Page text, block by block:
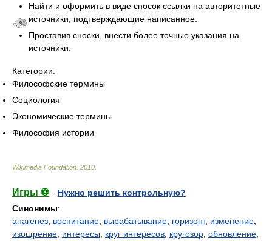
Найти и оформить в виде сносок ссылки на авторитетные
источники, подтверждающие написанное.
Проставив сноски, внести более точные указания на
источники.
Категории:
Философские термины
Социология
Экономические термины
Философия истории
Wikimedia Foundation 2010
Игры ⚽
Нужно решить контрольную?
Синонимы:
анагенез воспитание вырабатывание горизонт, изменение
изощрение интересы круг интересов кругозор обновление